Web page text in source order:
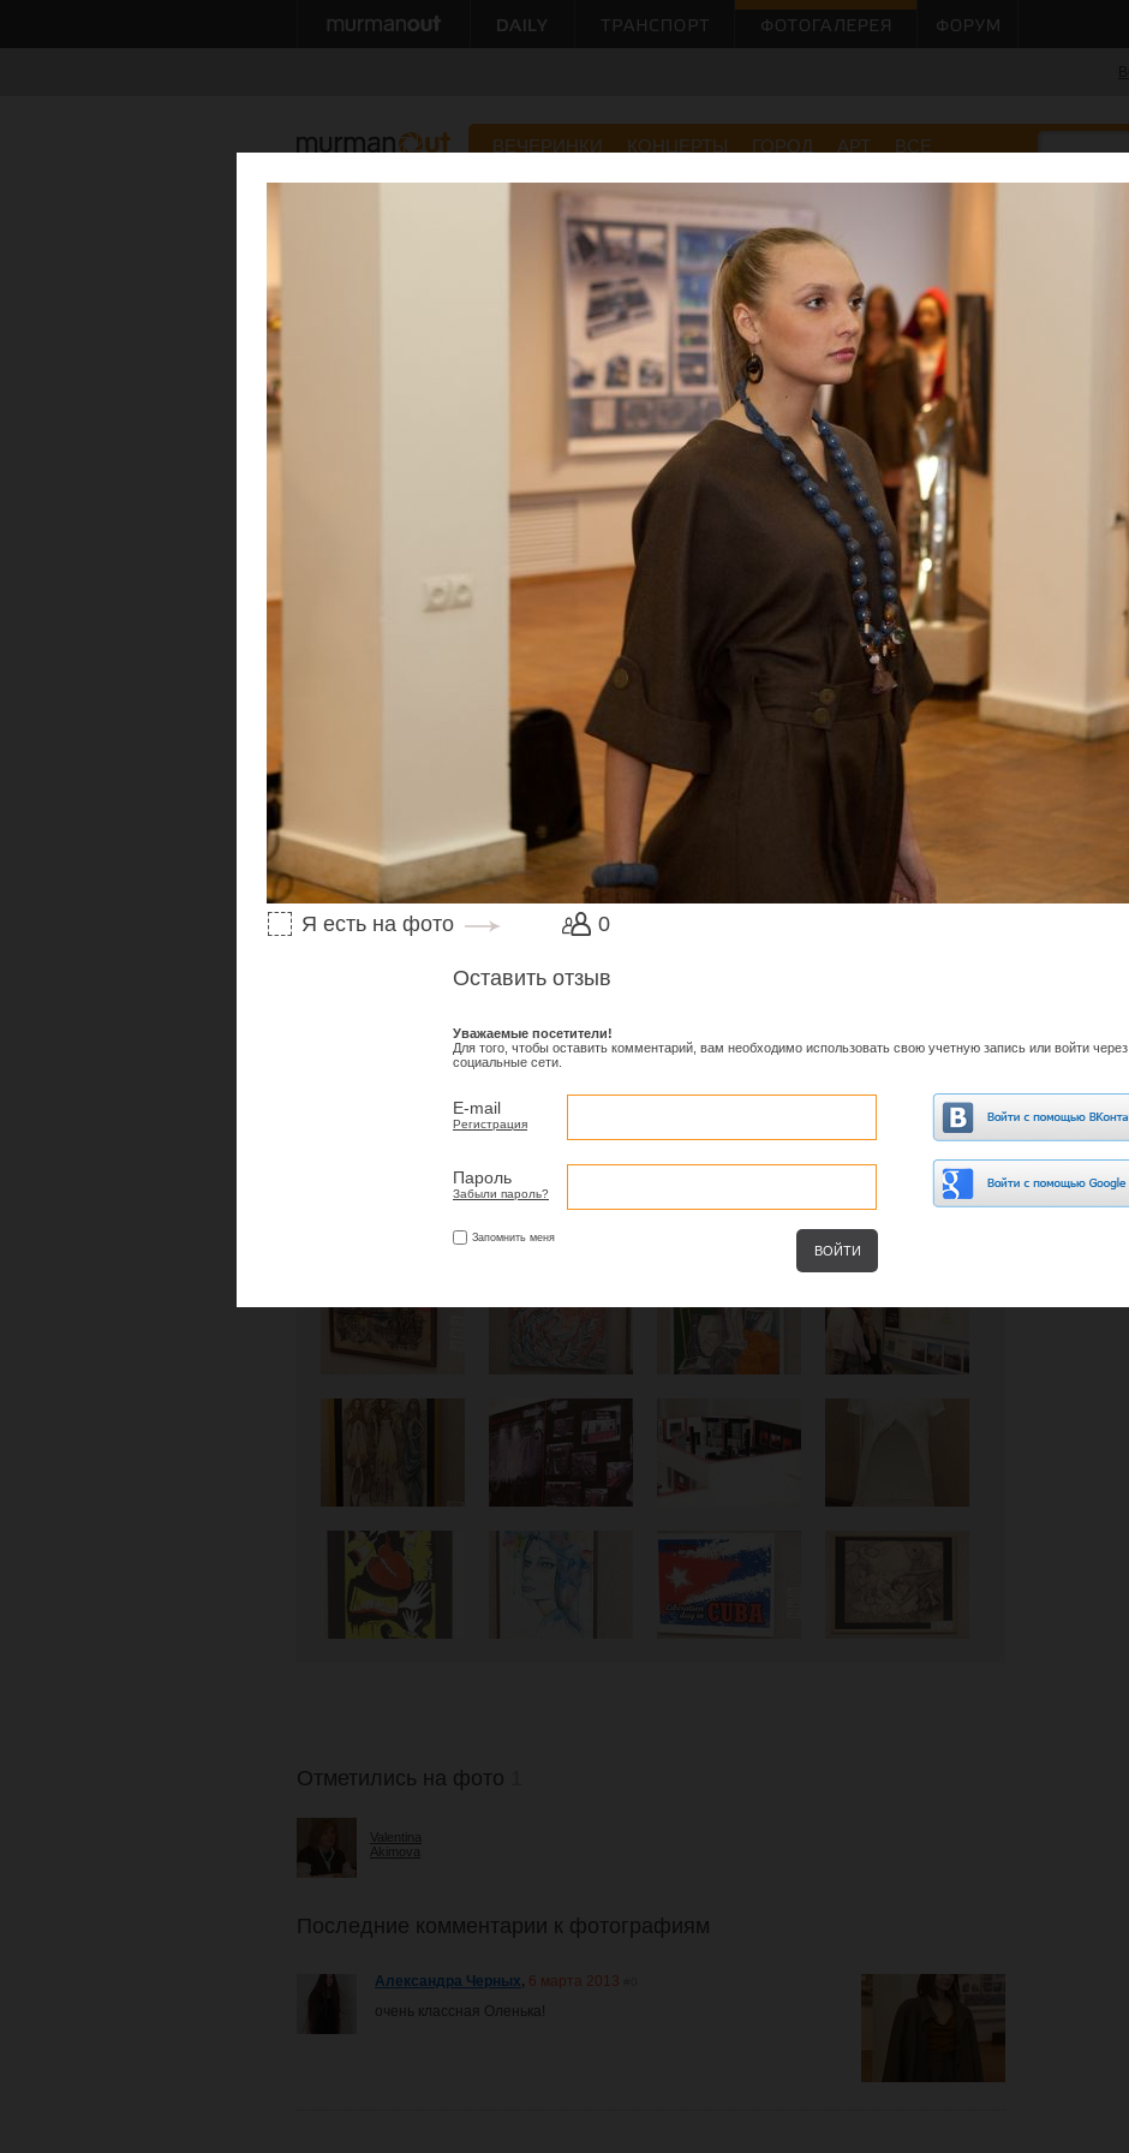
ВЕЧЕРИНКИ КОНЦЕРТЫ ГОРОД АРТ ВСЕ
Фотостудия Moloko
Отметились на фото
Valentina
Akimova
Последние комментарии к фотографиям
Александра Черных, 6 марта 2013
очень классная Оленька!
0
Я есть на фото
Оставить отзыв
Уважаемые посетители!
Для того, чтобы оставить комментарий, вам необходимо использовать свою учетную запись или войти через
социальные сети.
E-mail
Регистрация
Пароль
Забыли пароль?
Запомнить меня